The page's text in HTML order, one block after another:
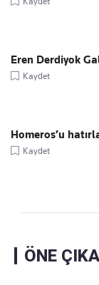
Eren Derdiyok
Kaydet
Homeros’u
Kaydet
ÖNE